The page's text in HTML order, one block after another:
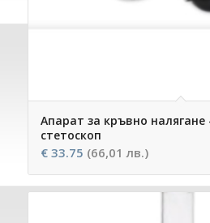
Апарат за кръвно налягане
стетоскоп
€33.75 (66,01 лв.)